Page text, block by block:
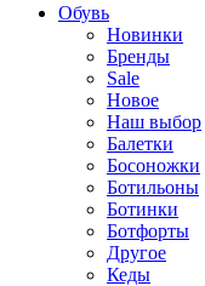
Обувь
Новинки
Бренды
Sale
Новое
Наш выбор
Балетки
Босоножки
Ботильоны
Ботинки
Ботфорты
Другое
Кеды